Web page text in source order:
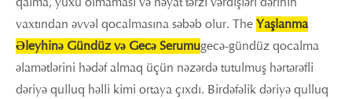
vaxtından əvvəl qocalmasına səbəb olur. The Yaşlanma
Əleyhinə Gündüz və Gecə Serumugecə-gündüz qocalma
əlamətlərini hədəf almaq üçün nəzərdə tutulmuş hərtərəfli
dəriyə qulluq həlli kimi ortaya çıxdı. Birdəfəlik dəriyə qulluq